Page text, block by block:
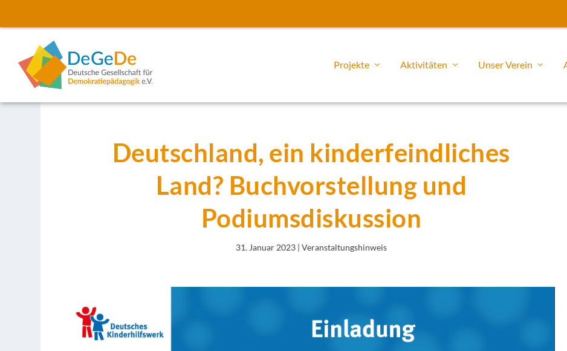
Projekte Aktivitäten Unser Verein
Deutschland, ein kinderfeindliches
Land? Buchvorstellung und
Podiumsdiskussion
31. Januar 2023| Veranstaltungshinweis